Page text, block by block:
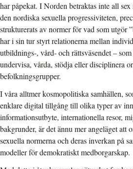
har påpekat. I Norden betraktas inte all
den nordiska sexuella progressiviteten,
strukturerats av normer för vad som utgör
har i sin tur styrt relationerna mellan
utbildnings-, vård- och rättsväsendet –
undervisa, vårda, stödja eller disciplinera
befolkningsgrupper.
I våra alltmer kosmopolitiska samhällen,
enklare digital tillgång till olika typer av
informationsutbyte, internationella resor,
bakgrunder, är det ännu mer angeläget att
sexuella normerna och deras inverkan på
modeller för demokratiskt medborgarskap.